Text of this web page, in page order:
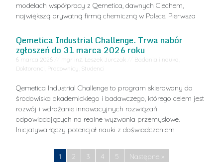
modelach współpracy z Qemetica, dawnych Ciechem,
największą prywatną firmą chemiczną w Polsce. Pierwsza
Qemetica Industrial Challenge. Trwa nabór
zgłoszeń do 31 marca 2026 roku
6 marca 2026 mgr inż. Leszek Jurczak Badania i nauka
Doktoranci Pracownicy Studenci
Qemetica Industrial Challenge to program skierowany do
środowiska akademickiego i badawczego, którego celem jest
rozwój i wdrażanie innowacyjnych rozwiązań
odpowiadających na realne wyzwania przemysłowe.
Inicjatywa łączy potencjał nauki z doświadczeniem
1 2 3 4 5 Następne »